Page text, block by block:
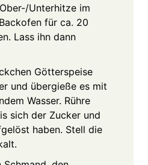
Unterhitze im
für ca. 20
Lass ihn dann
Götterspeise
und übergieße es mit
Wasser. Rühre
sich der Zucker und
haben. Stell die